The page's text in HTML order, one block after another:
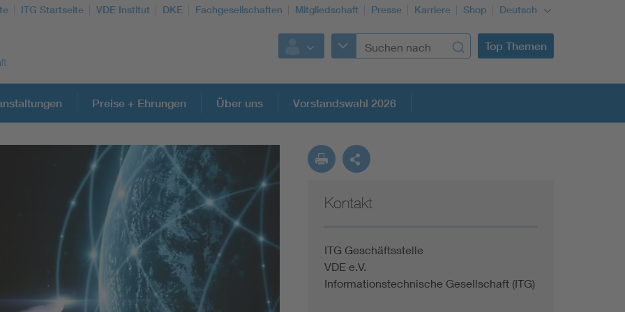
ITG Startseite VDE Institut DKE Fachgesellschaften Mitgliedschaft Presse Karriere Shop Deutsch
Top Themen
Weitere Themen
Information and communications technology ICT
Microelectronics
Preise + Ehrungen Über uns Vorstandswahl 2026
Kontakt
ITG Geschäftsstelle
VDE e.V.
Informationstechnische Gesellschaft (ITG)